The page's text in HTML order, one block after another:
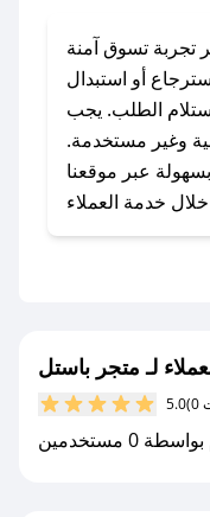
### كيف تحصل على كوبونات خصم حصرية من
متجر باستل؟
حصرية، قم بما
يلي:
- اضغط على أيقونة متابعة لمتجر متجر باستل في
جديد.
كل مشترياتك مع
تجربة تسوق آمنة
أو استبدال
7 أيام من استلام الطلب. يجب
وغير مستخدمة.
عبر موقعنا
لـ متجر باستل
5.0